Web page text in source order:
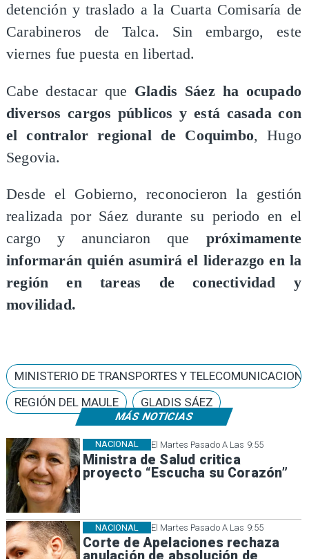
MÁS NOTICIAS
El Martes Pasado A Las 9:55
Ministra de Salud critica
proyecto “Escucha su Corazón”
NACIONAL
El Martes Pasado A Las 9:55
Corte de Apelaciones rechaza
NACIONAL
detención y traslado a la Cuarta Comisaría de
Carabineros de Talca. Sin embargo, este
viernes fue puesta en libertad.
Cabe destacar que Gladis Sáez ha ocupado
diversos cargos públicos y está casada con
el contralor regional de Coquimbo, Hugo
Segovia.
Desde el Gobierno, reconocieron la gestión
realizada por Sáez durante su periodo en el
cargo y anunciaron que próximamente
informarán quién asumirá el liderazgo en la
región en tareas de conectividad y
movilidad.
MINISTERIO DE TRANSPORTES Y
REGIÓN DEL MAULE
GLADIS SÁEZ